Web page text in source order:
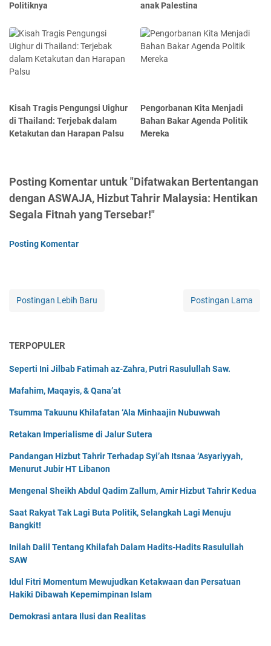
Politiknya
anak Palestina
Kisah Tragis Pengungsi Uighur
di Thailand: Terjebak dalam
Ketakutan dan Harapan Palsu
Pengorbanan Kita Menjadi
Bahan Bakar Agenda Politik
Mereka
Posting Komentar untuk "Difatwakan Bertentangan
dengan ASWAJA, Hizbut Tahrir Malaysia: Hentikan
Segala Fitnah yang Tersebar!"
Posting Komentar
Postingan Lebih Baru Postingan Lama
TERPOPULER
Seperti Ini Jilbab Fatimah az-Zahra, Putri Rasulullah Saw.
Mafahim, Maqayis, & Qana’at
Tsumma Takuunu Khilafatan ‘Ala Minhaajin Nubuwwah
Retakan Imperialisme di Jalur Sutera
Pandangan Hizbut Tahrir Terhadap Syi’ah Itsnaa ‘Asyariyyah,
Menurut Jubir HT Libanon
Mengenal Sheikh Abdul Qadim Zallum, Amir Hizbut Tahrir Kedua
Saat Rakyat Tak Lagi Buta Politik, Selangkah Lagi Menuju
Bangkit!
Inilah Dalil Tentang Khilafah Dalam Hadits-Hadits Rasulullah
SAW
Idul Fitri Momentum Mewujudkan Ketakwaan dan Persatuan
Hakiki Dibawah Kepemimpinan Islam
Demokrasi antara Ilusi dan Realitas